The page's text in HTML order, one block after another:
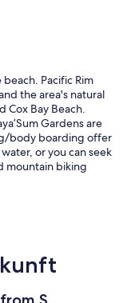
Pacific Rim
the area's natural
Cox Bay Beach.
Gardens are
body boarding offer
or you can seek
mountain biking